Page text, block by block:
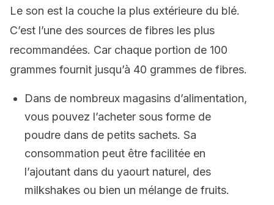
Le son est la couche la plus extérieure du blé.
C’est l’une des sources de fibres les plus
recommandées. Car chaque portion de 100
grammes fournit jusqu’à 40 grammes de fibres.
Dans de nombreux magasins d’alimentation,
vous pouvez l’acheter sous forme de
poudre dans de petits sachets. Sa
consommation peut être facilitée en
l’ajoutant dans du yaourt naturel, des
milkshakes ou bien un mélange de fruits.